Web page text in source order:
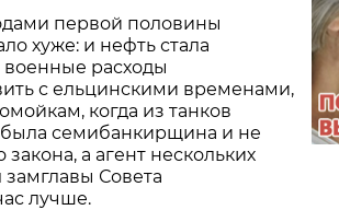
первой половины
хуже: и нефть стала
расходы
с ельцинскими временами,
когда из танков
была семибанкирщина и не
а агент нескольких
Совета
лучше.